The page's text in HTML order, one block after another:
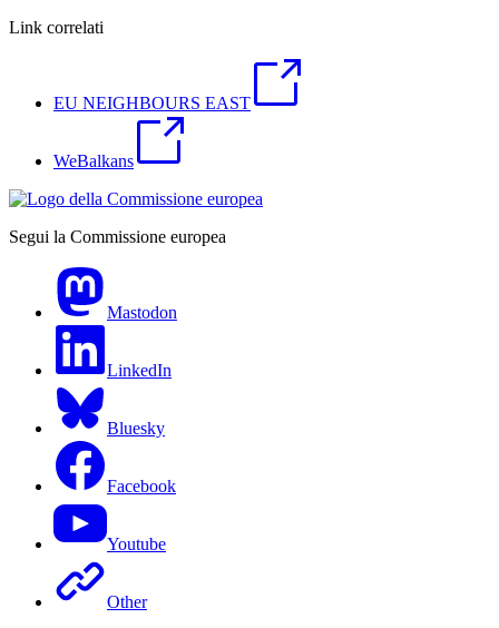
Link correlati
EU NEIGHBOURS EAST
WeBalkans
Segui la Commissione europea
Mastodon
LinkedIn
Bluesky
Facebook
Youtube
Other